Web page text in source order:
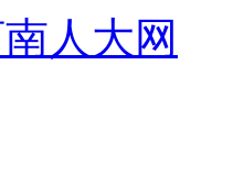
人大网